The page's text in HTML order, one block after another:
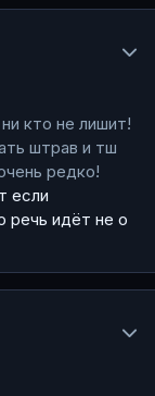
кто не лишит!
штрав и тш
редко!
если
речь идёт не о